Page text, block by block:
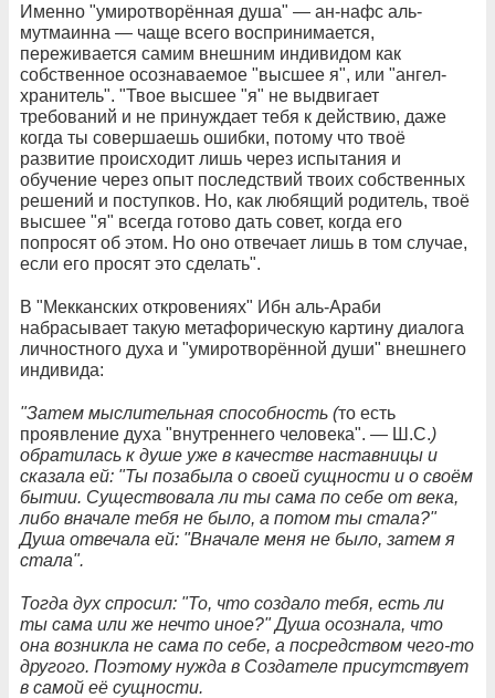
Именно "умиротворённая душа" — ан-нафс аль-
мутмаинна — чаще всего воспринимается,
переживается самим внешним индивидом как
собственное осознаваемое "высшее я", или "ангел-
хранитель". "Твое высшее "я" не выдвигает
требований и не принуждает тебя к действию, даже
когда ты совершаешь ошибки, потому что твоё
развитие происходит лишь через испытания и
обучение через опыт последствий твоих собственных
решений и поступков. Но, как любящий родитель, твоё
высшее "я" всегда готово дать совет, когда его
попросят об этом. Но оно отвечает лишь в том случае,
если его просят это сделать".
В "Мекканских откровениях" Ибн аль-Араби
набрасывает такую метафорическую картину диалога
личностного духа и "умиротворённой души" внешнего
индивида:
"Затем мыслительная способность (то есть
проявление духа "внутреннего человека". — Ш.С.)
обратилась к душе уже в качестве наставницы и
сказала ей: "Ты позабыла о своей сущности и о своём
бытии. Существовала ли ты сама по себе от века,
либо вначале тебя не было, а потом ты стала?"
Душа отвечала ей: "Вначале меня не было, затем я
стала".
Тогда дух спросил: "То, что создало тебя, есть ли
ты сама или же нечто иное?" Душа осознала, что
она возникла не сама по себе, а посредством чего-то
другого. Поэтому нужда в Создателе присутствует
в самой её сущности.